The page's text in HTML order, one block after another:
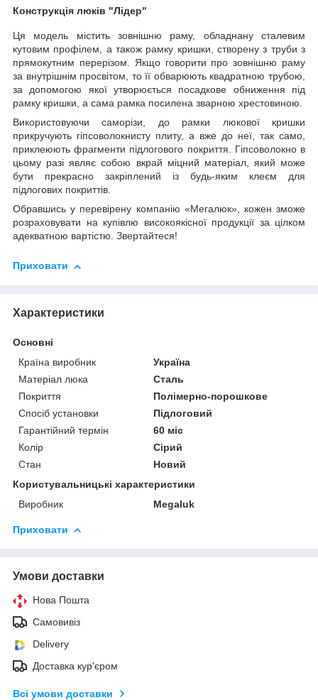
Конструкція люків "Лідер"
Ця модель містить зовнішню раму, обладнану сталевим
кутовим профілем, а також рамку кришки, створену з труби з
прямокутним перерізом. Якщо говорити про зовнішню раму
за внутрішнім просвітом, то її обварюють квадратною трубою,
за допомогою якої утворюється посадкове обниження під
рамку кришки, а сама рамка посилена зварною хрестовиною.
Використовуючи саморізи, до рамки люкової кришки
прикручують гіпсоволокнисту плиту, а вже до неї, так само,
приклеюють фрагменти підлогового покриття. Гіпсоволокно в
цьому разі являє собою вкрай міцний матеріал, який може
бути прекрасно закріплений із будь-яким клеєм для
підлогових покриттів.
Обравшись у перевірену компанію «Мегалюк», кожен зможе
розраховувати на купівлю високоякісної продукції за цілком
адекватною вартістю. Звертайтеся!
Приховати
Характеристики
Основні
Країна виробник
Україна
Матеріал люка
Сталь
Покриття
Полімерно-порошкове
Спосіб установки
Підлоговий
Гарантійний термін
60 міс
Колір
Сірий
Стан
Новий
Користувальницькі характеристики
Виробник
Megaluk
Приховати
Умови доставки
Нова Пошта
Самовивіз
Delivery
Доставка кур'єром
Всі умови доставки